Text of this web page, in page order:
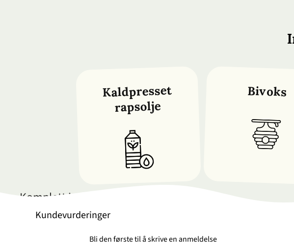
Kaldpresset
rapsolje
Bivoks
Komplett innholdsfortegnelse
Kundevurderinger
Bli den første til å skrive en anmeldelse